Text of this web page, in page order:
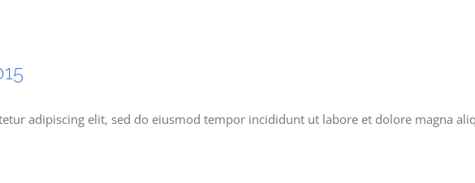
adipiscing elit, sed do eiusmod tempor incididunt ut labore et dolore magna